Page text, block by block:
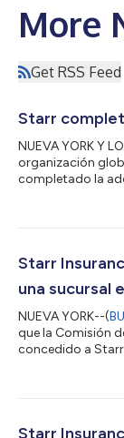
More
Get RSS Feed
Starr
NUEVA YORK Y
organización
completado la
Londres,
servicios a más
Starr
una sucursal
NUEVA YORK--(
que la Comisión
concedido a
Corea. Paul
de 30 años de
Starr